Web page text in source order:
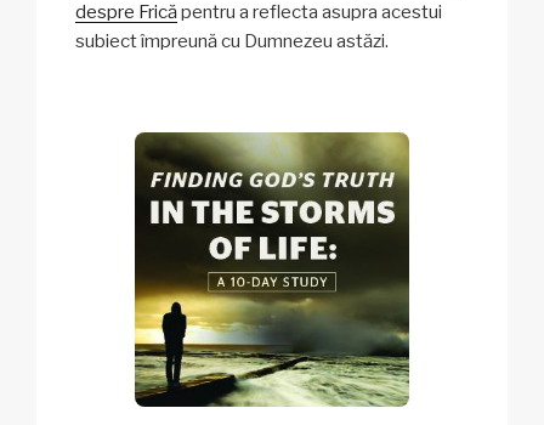
despre Fricăpentru a reflecta asupra acestui
subiect împreună cu Dumnezeu astăzi.